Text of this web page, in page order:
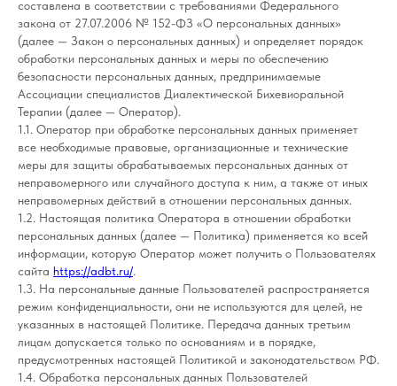
составлена в соответствии с требованиями Федерального
закона от 27.07.2006 № 152-ФЗ «О персональных данных»
(далее — Закон о персональных данных) и определяет порядок
обработки персональных данных и меры по обеспечению
безопасности персональных данных, предпринимаемые
Ассоциации специалистов Диалектической Бихевиоральной
Терапии (далее — Оператор).
1.1. Оператор при обработке персональных данных применяет
все необходимые правовые, организационные и технические
меры для защиты обрабатываемых персональных данных от
неправомерного или случайного доступа к ним, а также от иных
неправомерных действий в отношении персональных данных.
1.2. Настоящая политика Оператора в отношении обработки
персональных данных (далее — Политика) применяется ко всей̆
информации, которую Оператор может получить о Пользователях
сайта https://adbt.ru/.
1.3. На персональные данные Пользователей распространяется
режим конфиденциальности, они не используются для целей, не
указанных в настоящей Политике. Передача данных третьим
лицам допускается только по основаниям и в порядке,
предусмотренных настоящей Политикой и законодательством РФ.
1.4. Обработка персональных данных Пользователей